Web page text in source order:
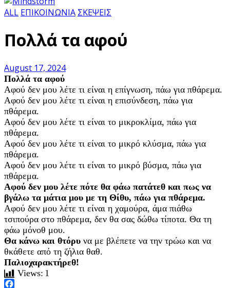
ALL ΕΠΙΚΟΙΝΩΝΙΑ ΣΚΕΨΕΙΣ
Πολλά τα αφού
August 17, 2024
Πολλά τα αφού
Αφού δεν μου λέτε τι είναι η επίγνωση, πάω για πθάρεμα.
Αφού δεν μου λέτε τι είναι η επισύνδεση, πάω για
πθάρεμα.
Αφού δεν μου λέτε τι είναι το μικροκλίμα, πάω για
πθάρεμα.
Αφού δεν μου λέτε τι είναι το μικρό κλύσμα, πάω για
πθάρεμα.
Αφού δεν μου λέτε τι είναι το μικρό βύσμα, πάω για
πθάρεμα.
Αφού δεν μου λέτε πότε θα φάω πατάτεθ και πως να
βγάλω τα μάτια μου με τη Θίθυ, πάω για πθάρεμα.
Αφού δεν μου λέτε τι είναι η χαμούρα, άμα πιάθω
τσιπούρα στο πθάρεμα, δεν θα σας δώθω τίποτα. Θα τη
φάω μόνοθ μου.
Θα κάνω και θτόρυ να με βλέπετε να την τρώω και να
θκάθετε από τη ζήλια θαθ.
Παλιοχαρακτήρεθ!
Views: 1